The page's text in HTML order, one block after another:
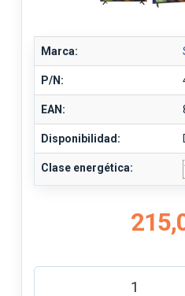
Marca:
P/N:
EAN:
Disponibilidad:
Clase energética: